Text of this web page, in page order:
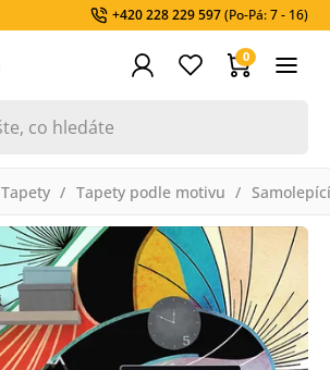
+420 228 229 597(Po-Pá: 7 - 16)
0
Tapety Tapety podle motivu